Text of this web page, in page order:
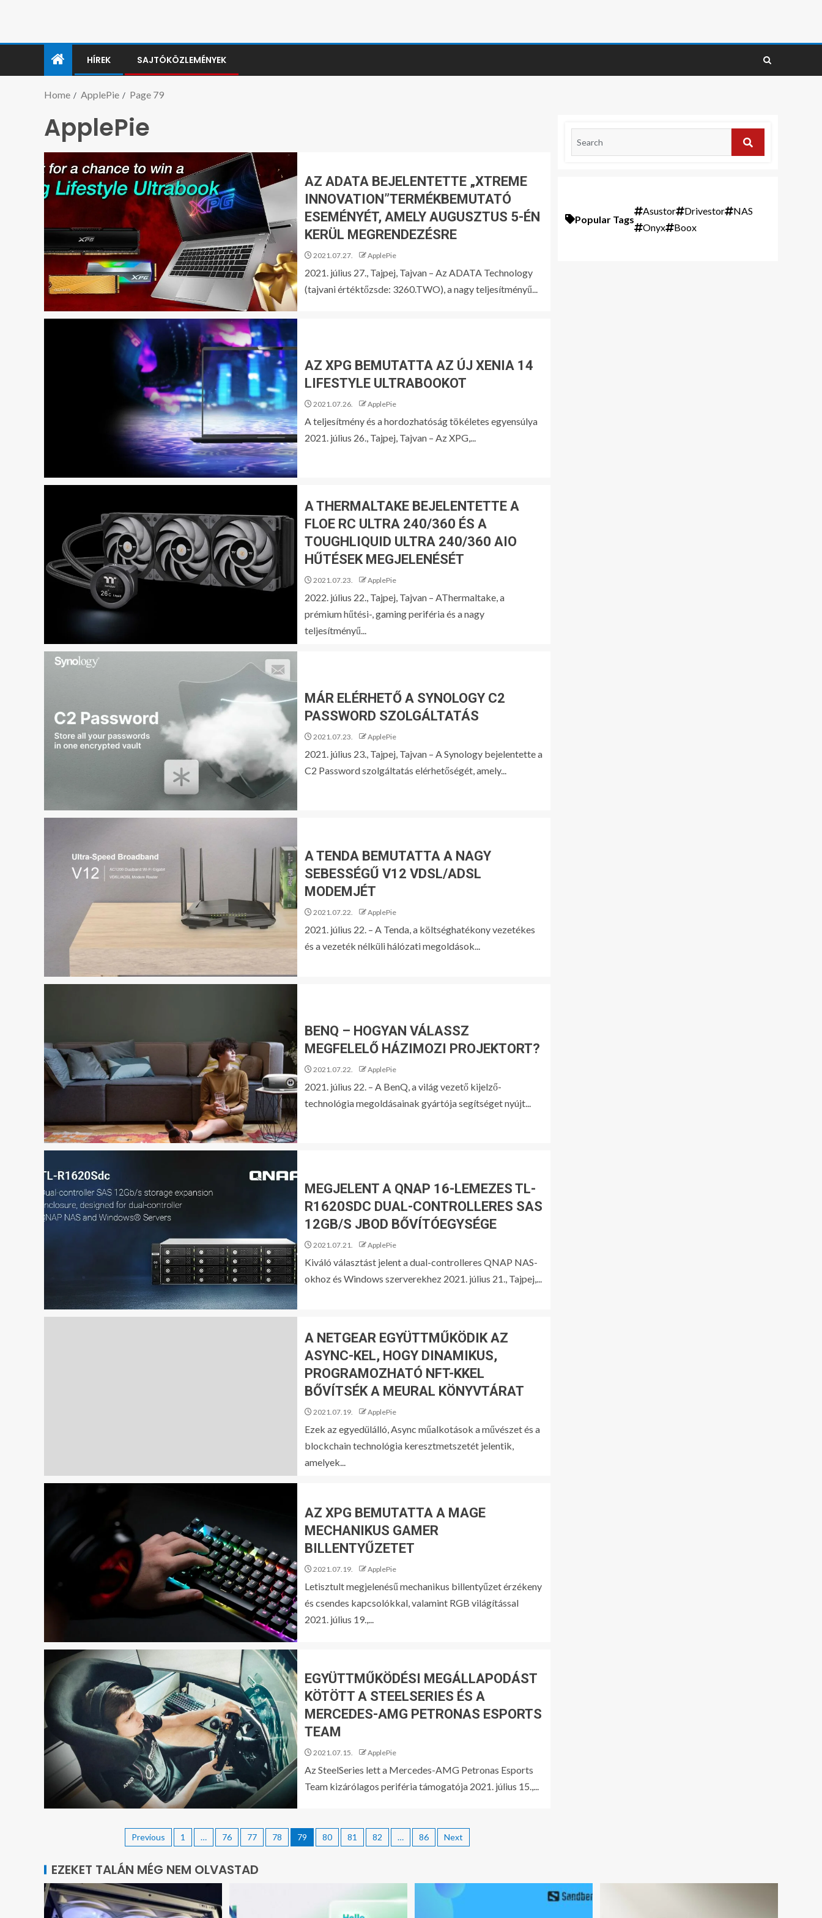
HÍREK SAJTÓKÖZLEMÉNYEK
Home ApplePie Page 79
ApplePie
AZ ADATA BEJELENTETTE „XTREME
INNOVATION”TERMÉKBEMUTATÓ
ESEMÉNYÉT, AMELY AUGUSZTUS 5-ÉN
KERÜL MEGRENDEZÉSRE
2021.07.27. ApplePie
2021. július 27., Tajpej, Tajvan – Az ADATA Technology
(tajvani értéktőzsde: 3260.TWO), a nagy teljesítményű...
AZ XPG BEMUTATTA AZ ÚJ XENIA 14
LIFESTYLE ULTRABOOKOT
2021.07.26. ApplePie
A teljesítmény és a hordozhatóság tökéletes egyensúlya
2021. július 26., Tajpej, Tajvan – Az XPG,...
A THERMALTAKE BEJELENTETTE A
FLOE RC ULTRA 240/360 ÉS A
TOUGHLIQUID ULTRA 240/360 AIO
HŰTÉSEK MEGJELENÉSÉT
2021.07.23. ApplePie
2022. július 22., Tajpej, Tajvan – AThermaltake, a
prémium hűtési-, gaming periféria és a nagy
teljesítményű...
MÁR ELÉRHETŐ A SYNOLOGY C2
PASSWORD SZOLGÁLTATÁS
2021.07.23. ApplePie
2021. július 23., Tajpej, Tajvan – A Synology bejelentette a
C2 Password szolgáltatás elérhetőségét, amely...
A TENDA BEMUTATTA A NAGY
SEBESSÉGŰ V12 VDSL/ADSL
MODEMJÉT
2021.07.22. ApplePie
2021. július 22. – A Tenda, a költséghatékony vezetékes
és a vezeték nélküli hálózati megoldások...
BENQ – HOGYAN VÁLASSZ
MEGFELELŐ HÁZIMOZI PROJEKTORT?
2021.07.22. ApplePie
2021. július 22. – A BenQ, a világ vezető kijelző-
technológia megoldásainak gyártója segítséget nyújt...
MEGJELENT A QNAP 16-LEMEZES TL-
R1620SDC DUAL-CONTROLLERES SAS
12GB/S JBOD BŐVÍTÓEGYSÉGE
2021.07.21. ApplePie
Kiváló választást jelent a dual-controlleres QNAP NAS-
okhoz és Windows szerverekhez 2021. július 21., Tajpej,...
A NETGEAR EGYÜTTMŰKÖDIK AZ
ASYNC-KEL, HOGY DINAMIKUS,
PROGRAMOZHATÓ NFT-KKEL
BŐVÍTSÉK A MEURAL KÖNYVTÁRAT
2021.07.19. ApplePie
Ezek az egyedülálló, Async műalkotások a művészet és a
blockchain technológia keresztmetszetét jelentik,
amelyek...
AZ XPG BEMUTATTA A MAGE
MECHANIKUS GAMER
BILLENTYŰZETET
2021.07.19. ApplePie
Letisztult megjelenésű mechanikus billentyűzet érzékeny
és csendes kapcsolókkal, valamint RGB világítással​​​​​​​
2021. július 19.,...
EGYÜTTMŰKÖDÉSI MEGÁLLAPODÁST
KÖTÖTT A STEELSERIES ÉS A
MERCEDES-AMG PETRONAS ESPORTS
TEAM
2021.07.15. ApplePie
Az SteelSeries lett a Mercedes-AMG Petronas Esports
Team kizárólagos periféria támogatója 2021. július 15.,...
Previous 1 … 76 77 78 79 80 81 82 … 86 Next
Popular Tags
Asustor Drivestor
NAS
Onyx
Boox
EZEKET TALÁN MÉG NEM OLVASTAD